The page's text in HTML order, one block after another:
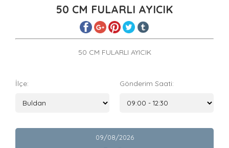
50 CM FULARLI AYICIK
50 CM FULARLI AYICIK
İlçe: Gönderim Saati:
09/08/2026